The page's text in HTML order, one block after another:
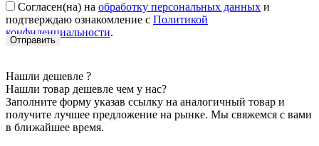
Согласен(на) на обработку персональных данных и
подтверждаю ознакомление с Политикой
конфиденциальности.
Нашли дешевле ?
Нашли товар дешевле чем у нас?
Заполните форму указав ссылку на аналогичный товар и
получите лучшее предложение на рынке. Мы свяжемся с вами
в ближайшее время.